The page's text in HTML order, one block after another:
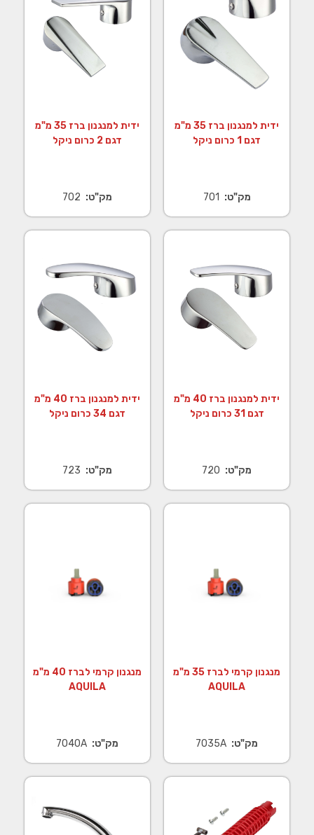
ידית למנגנון ברז 35 מ"מ
דגם 1 כרום ניקל
מק"ט: 701
ידית למנגנון ברז 35 מ"מ
דגם 2 כרום ניקל
מק"ט: 702
ידית למנגנון ברז 40 מ"מ
דגם 31 כרום ניקל
מק"ט: 720
ידית למנגנון ברז 40 מ"מ
דגם 34 כרום ניקל
מק"ט: 723
מנגנון קרמי לברז 35 מ"מ
AQUILA
מק"ט: 7035A
מנגנון קרמי לברז 40 מ"מ
AQUILA
מק"ט: 7040A